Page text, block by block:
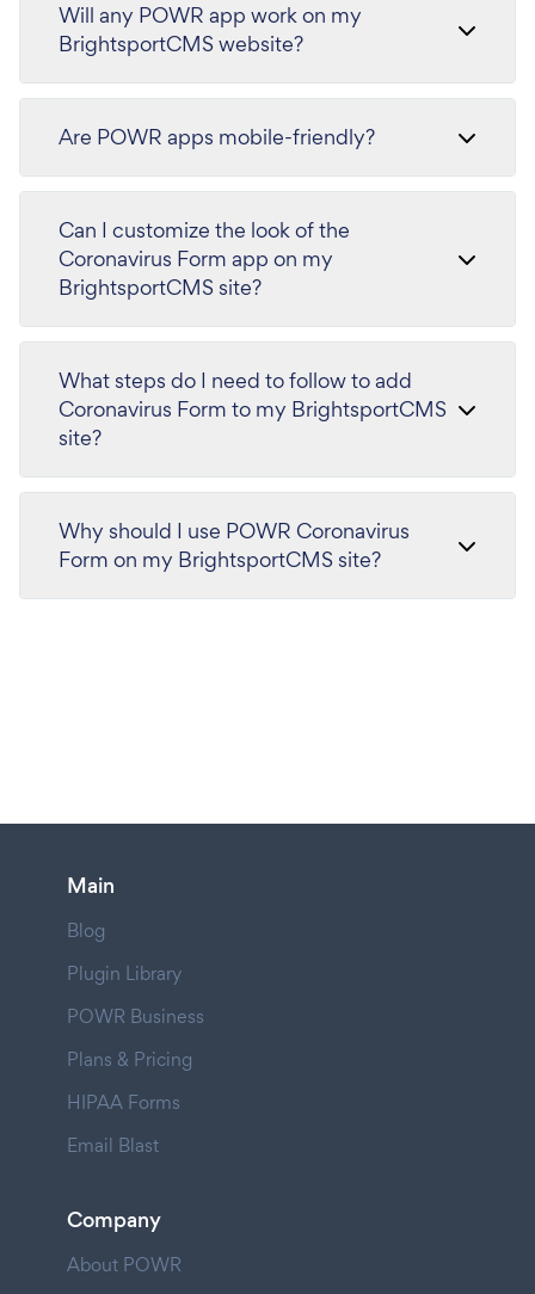
Will any POWR app work on my
BrightsportCMS website?
Are POWR apps mobile-friendly?
Can I customize the look of the
Coronavirus Form app on my
BrightsportCMS site?
What steps do I need to follow to add
Coronavirus Form to my BrightsportCMS
site?
Why should I use POWR Coronavirus
Form on my BrightsportCMS site?
Main
Blog
Plugin Library
POWR Business
Plans & Pricing
HIPAA Forms
Email Blast
Company
About POWR